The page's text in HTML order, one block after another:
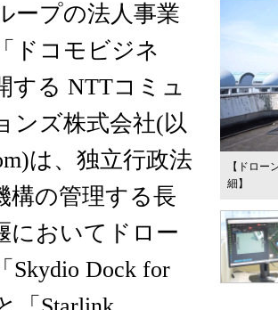
【ドロ
細】
ープの法人事業
ドコモビジネ
する NTTコミュ
ンズ株式会社(以
は、独立行政法
構の管理する長
においてドロー
Skydio Dock for